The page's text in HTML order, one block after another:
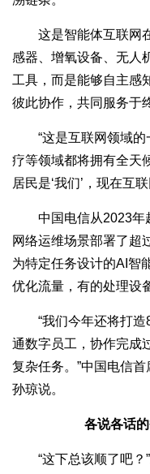
这是智能体互联网在
感器、增氧设备、无人
工具，而是能够自主感
彼此协作，共同服务于
“这是互联网领域的
疗等领域都将拥有全天
居民是‘我们’，现在互
中国电信从2023年
网络运维场景部署了
为特定任务设计的AI智
优化流量，有的处理设
“我们今年还将打造8
通数字员工，协作完成
复杂任务。”中国电信
孙琼说。
各说各话
“这下总该顺了吧？”